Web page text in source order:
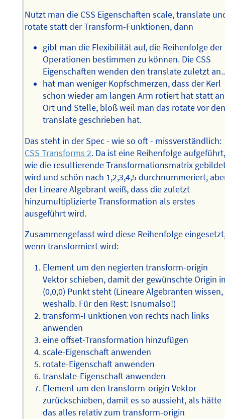
Nutzt man die CSS Eigenschaften scale, translate
rotate statt der Transform-Funktionen, dann
gibt man die Flexibilität auf, die Reihenfolge der
Operationen bestimmen zu können. Die CSS
Eigenschaften wenden den translate zuletzt an..
hat man weniger Kopfschmerzen, dass der Kerl
schon wieder am langen Arm rotiert hat statt an
Ort und Stelle, bloß weil man das rotate vor den
translate geschrieben hat.
Das steht in der Spec - wie so oft - missverständlich:
CSS Transforms 2. Da ist eine Reihenfolge
wie die resultierende Transformationsmatrix
wird und schön nach 1,2,3,4,5 durchnummeriert,
der Lineare Algebrant weiß, dass die zuletzt
hinzumultiplizierte Transformation als erstes
ausgeführt wird.
Zusammengefasst wird diese Reihenfolge
wenn transformiert wird:
Element um den negierten transform-origin
Vektor schieben, damit der gewünschte Origin
(0,0,0) Punkt steht (Lineare Algebranten wissen,
weshalb. Für den Rest: Isnumalso!)
transform-Funktionen von rechts nach links
anwenden
eine offset-Transformation hinzufügen
scale-Eigenschaft anwenden
rotate-Eigenschaft anwenden
translate-Eigenschaft anwenden
Element um den transform-origin Vektor
zurückschieben, damit es so aussieht, als hätte
das alles relativ zum transform-origin